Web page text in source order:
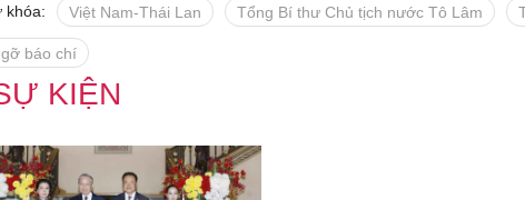
khóa: Việt Nam-Thái Lan Tổng Bí thư Chủ tịch nước Tô Lâm
báo chí
KIỆN